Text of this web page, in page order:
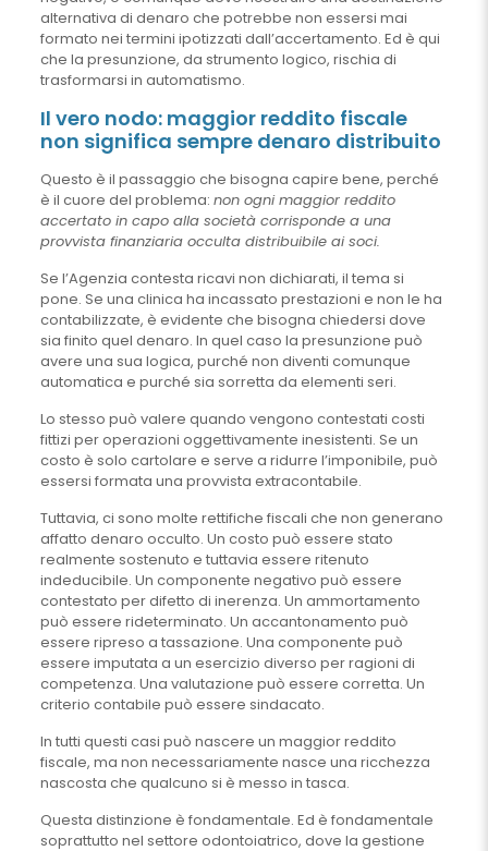
alternativa di denaro che potrebbe non essersi mai
formato nei termini ipotizzati dall’accertamento. Ed è qui
che la presunzione, da strumento logico, rischia di
trasformarsi in automatismo.
Il vero nodo: maggior reddito fiscale
non significa sempre denaro distribuito
Questo è il passaggio che bisogna capire bene, perché
è il cuore del problema: non ogni maggior reddito
accertato in capo alla società corrisponde a una
provvista finanziaria occulta distribuibile ai soci.
Se l’Agenzia contesta ricavi non dichiarati, il tema si
pone. Se una clinica ha incassato prestazioni e non le ha
contabilizzate, è evidente che bisogna chiedersi dove
sia finito quel denaro. In quel caso la presunzione può
avere una sua logica, purché non diventi comunque
automatica e purché sia sorretta da elementi seri.
Lo stesso può valere quando vengono contestati costi
fittizi per operazioni oggettivamente inesistenti. Se un
costo è solo cartolare e serve a ridurre l’imponibile, può
essersi formata una provvista extracontabile.
Tuttavia, ci sono molte rettifiche fiscali che non generano
affatto denaro occulto. Un costo può essere stato
realmente sostenuto e tuttavia essere ritenuto
indeducibile. Un componente negativo può essere
contestato per difetto di inerenza. Un ammortamento
può essere rideterminato. Un accantonamento può
essere ripreso a tassazione. Una componente può
essere imputata a un esercizio diverso per ragioni di
competenza. Una valutazione può essere corretta. Un
criterio contabile può essere sindacato.
In tutti questi casi può nascere un maggior reddito
fiscale, ma non necessariamente nasce una ricchezza
nascosta che qualcuno si è messo in tasca.
Questa distinzione è fondamentale. Ed è fondamentale
soprattutto nel settore odontoiatrico, dove la gestione